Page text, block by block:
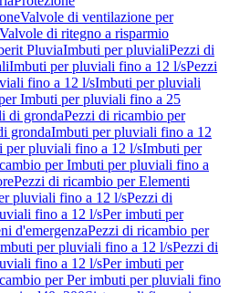
Valvole di ventilazione per
Valvole di ritegno a risparmio
PluviaImbuti per pluvialiPezzi di
Imbuti per pluviali fino a 12 l/sPezzi
fino a 12 l/sImbuti per pluviali
Imbuti per pluviali fino a 25
di grondaPezzi di ricambio per
grondaImbuti per pluviali fino a 12
per pluviali fino a 12 l/sImbuti per
per Imbuti per pluviali fino a
Pezzi di ricambio per Elementi
pluviali fino a 12 l/sPezzi di
fino a 12 l/sPer imbuti per
d'emergenzaPezzi di ricambio per
per pluviali fino a 12 l/sPezzi di
fino a 12 l/sPer imbuti per
per Per imbuti per pluviali fino